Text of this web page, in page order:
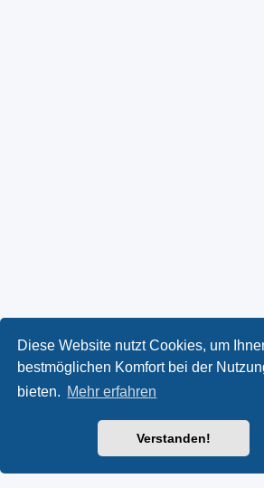
Diese Website nutzt Cookies, um
bestmöglichen Komfort bei der
bieten. Mehr erfahren
Verstanden!